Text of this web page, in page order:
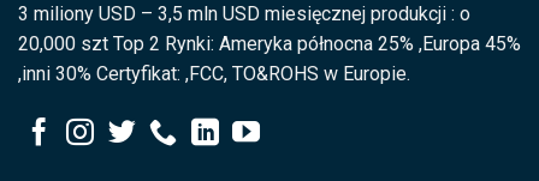
3 miliony USD – 3,5 mln USD miesięcznej produkcji : o
20,000 szt Top 2 Rynki: Ameryka północna 25% ,Europa 45%
,inni 30% Certyfikat: ,FCC, TO&ROHS w Europie.